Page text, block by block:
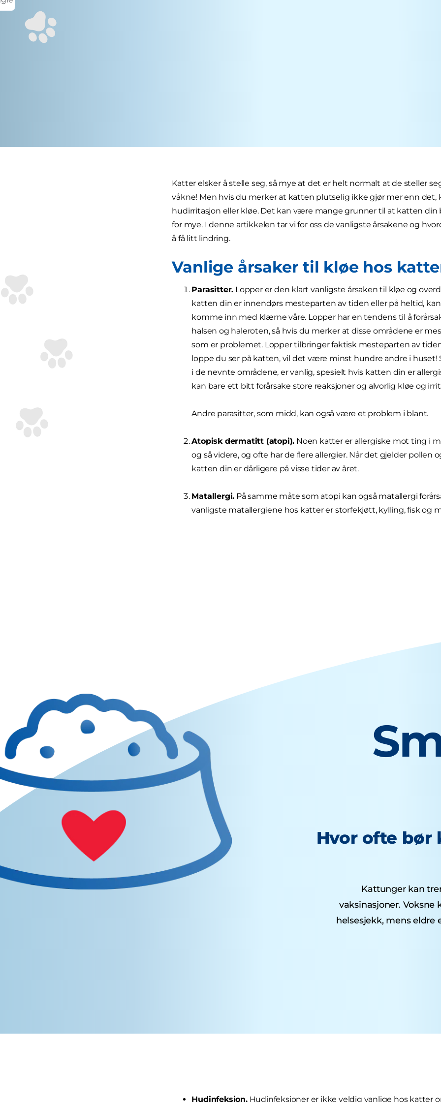
Katter elsker å stelle seg, så mye at det er helt normalt at de steller
våkne! Men hvis du merker at katten plutselig ikke gjør mer enn
hudirritasjon eller kløe. Det kan være mange grunner til at katten din
for mye. I denne artikkelen tar vi for oss de vanligste årsakene og
å få litt lindring.
Vanlige årsaker til kløe hos
Parasitter. Lopper er den klart vanligste årsaken til kløe og
katten din er innendørs mesteparten av tiden eller på heltid,
komme inn med klærne våre. Lopper har en tendens til å
halsen og haleroten, så hvis du merker at disse områdene er
som er problemet. Lopper tilbringer faktisk mesteparten av
loppe du ser på katten, vil det være minst hundre andre i huset!
i de nevnte områdene, er vanlig, spesielt hvis katten din er
kan bare ett bitt forårsake store reaksjoner og alvorlig kløe og
Andre parasitter, som midd, kan også være et problem i blant.
Atopisk dermatitt (atopi). Noen katter er allergiske mot ting i
og så videre, og ofte har de flere allergier. Når det gjelder pollen
katten din er dårligere på visse tider av året.
Matallergi. På samme måte som atopi kan også matallergi
vanligste matallergiene hos katter er storfekjøtt, kylling, fisk og
Hvor ofte bør
Kattunger kan
vaksinasjoner. Voksne
helsesjekk, mens eldre
Hudinfeksjon.Hudinfeksjoner er ikke veldig vanlige hos katter